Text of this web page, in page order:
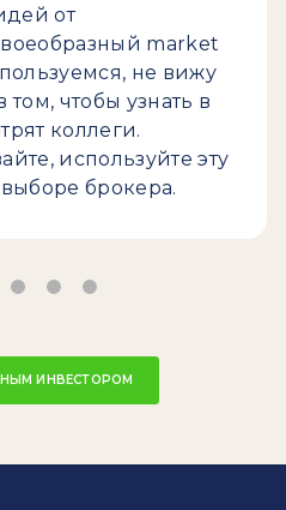
от
market
не вижу
том, чтобы узнать в
коллеги.
используйте эту
брокера.
ИНВЕСТОРОМ